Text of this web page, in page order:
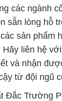
các ngành
sẵn lòng hỗ
sản phẩm
liên hệ
và nhận
từ đội ngũ
Đắc Trường